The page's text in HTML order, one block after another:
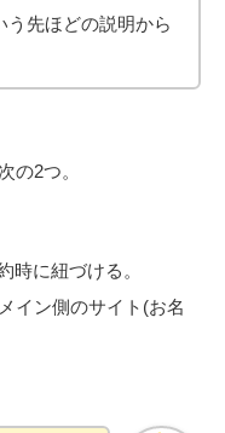
う先ほどの説明から
の2つ。
時に紐づける。
イン側のサイト(お名